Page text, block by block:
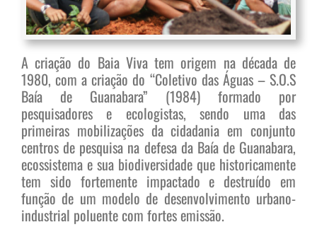
A criação do Baia Viva tem origem na década de
1980, com a criação do “Coletivo das Águas – S.O.S
Baía de Guanabara” (1984) formado por
pesquisadores e ecologistas, sendo uma das
primeiras mobilizações da cidadania em conjunto
centros de pesquisa na defesa da Baía de Guanabara,
ecossistema e sua biodiversidade que historicamente
tem sido fortemente impactado e destruído em
função de um modelo de desenvolvimento urbano-
industrial poluente com fortes emissão.